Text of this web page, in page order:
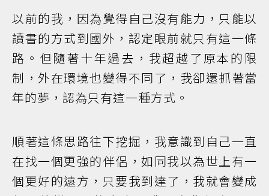
以前的我，因為覺得自己沒有能力，只能以
讀書的方式到國外，認定眼前就只有這一條
路。但隨著十年過去，我超越了原本的限
制，外在環境也變得不同了，我卻還抓著當
年的夢，認為只有這一種方式。
順著這條思路往下挖掘，我意識到自己一直
在找一個更強的伴侶，如同我以為世上有一
個更好的遠方，只要我到達了，我就會變成